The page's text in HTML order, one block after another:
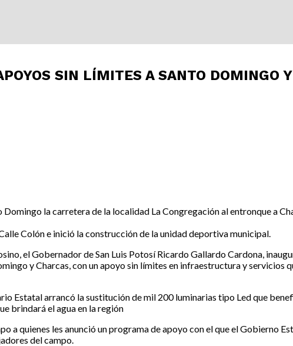
SIN LÍMITES A SANTO DOMINGO
Domingo la carretera de la localidad La Congregación al entronque a
Colón e inició la construcción de la unidad deportiva municipal.
el Gobernador de San Luis Potosí Ricardo Gallardo Cardona,
y Charcas, con un apoyo sin límites en infraestructura y
Estatal arrancó la sustitución de mil 200 luminarias tipo Led que
brindará el agua en la región
a quienes les anunció un programa de apoyo con el que el Gobierno
del campo.